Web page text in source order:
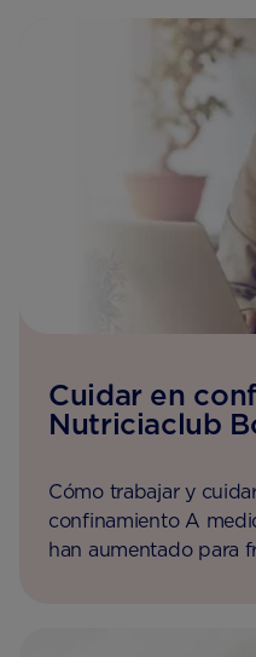
Cuidar en
Nutriciaclub
Cómo trabajar y
confinamiento A
han aumentado para